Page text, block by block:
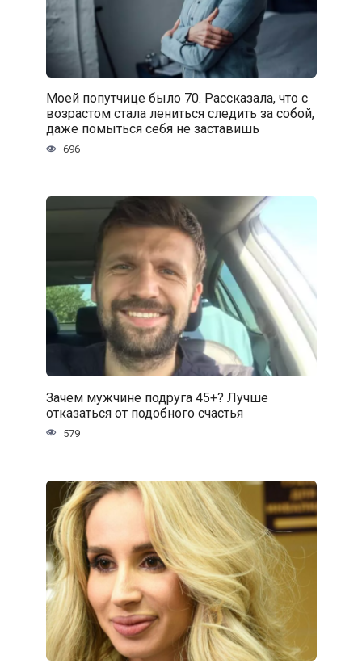
Моей попутчице было 70. Рассказала, что с
возрастом стала лениться следить за собой,
даже помыться себя не заставишь
696
Зачем мужчине подруга 45+? Лучше
отказаться от подобного счастья
579